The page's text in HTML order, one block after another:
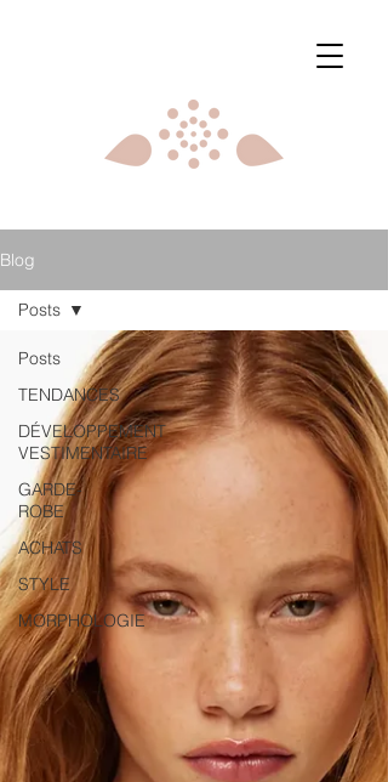
Blog
Posts
TENDANCES
DÉVELOPPEMENT
VESTIMENTAIRE
GARDE-
ROBE
ACHATS
STYLE
MORPHOLOGIE
Posts